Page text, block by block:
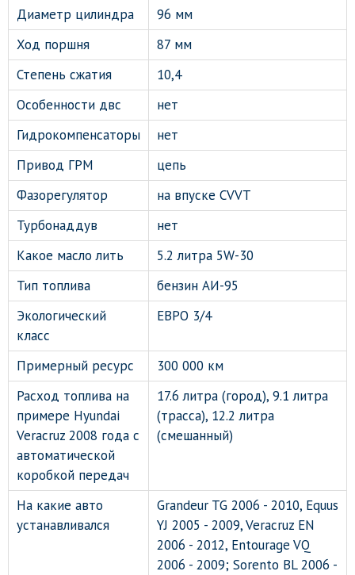
Диаметр цилиндра
96 мм
Ход поршня
87 мм
Степень сжатия
10,4
Особенности двс
нет
Гидрокомпенсаторы
нет
Привод ГРМ
цепь
Фазорегулятор
на впуске CVVT
Турбонаддув
нет
Какое масло лить
5.2 литра 5W-30
Тип топлива
бензин АИ-95
Экологический
класс
ЕВРО 3/4
Примерный ресурс
300 000 км
Расход топлива на
примере Hyundai
Veracruz 2008 года с
автоматической
коробкой передач
17.6 литра (город), 9.1 литра
(трасса), 12.2 литра
(смешанный)
На какие авто
устанавливался
Grandeur TG 2006 - 2010, Equus
YJ 2005 - 2009, Veracruz EN
2006 - 2012, Entourage VQ
2006 - 2009; Sorento BL 2006 -